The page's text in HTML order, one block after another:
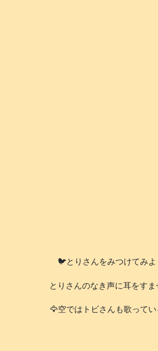
🐦️とりさんをみつけてみよ
とりさんのなき声に耳をすま
🦅空ではトビさんも歌って